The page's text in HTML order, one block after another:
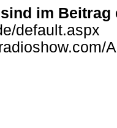
im Beitrag
default.aspx